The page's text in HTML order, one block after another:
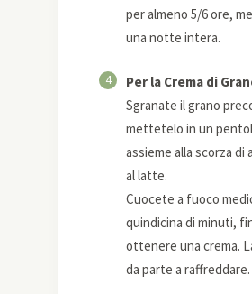
per almeno 5/6 ore,
una notte intera.
4 Per la Crema di
Sgranate il grano
mettetelo in un
assieme alla scorza di
al latte.
Cuocete a fuoco
quindicina di minuti,
ottenere una crema.
da parte a raffreddare.